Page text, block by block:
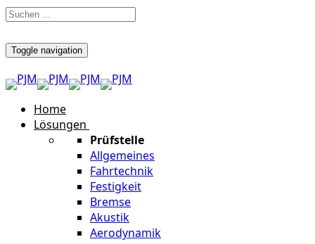
Toggle navigation
Home
Lösungen
Prüfstelle
Allgemeines
Fahrtechnik
Festigkeit
Bremse
Akustik
Aerodynamik